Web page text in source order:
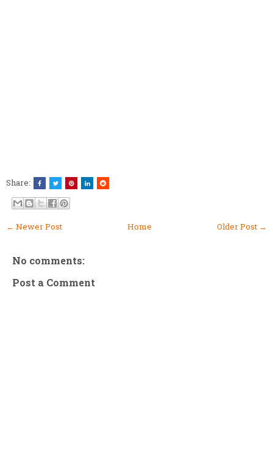
Share:
← Newer Post Older Post →
Home
No comments:
Post a Comment